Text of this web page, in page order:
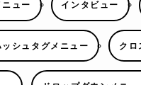
ュー インタビュー
シュタグメニュー クロ